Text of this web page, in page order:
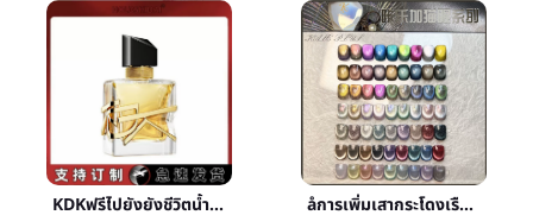
KDKฟรีไปยังยังชีวิตน้ำหอมทนแสงธูปสดโดยธรรมชาติของผู้หญิงร่างกายธูปห้องพักธูป72ชั่วโมง åการเพิ่มเสากระโดงเรือแมวยาทาเล็บกาวเล็บแสงจันทร์น้ำแข็งซากวนแมวสีแดงหนังสือส่องไฟกาวเล็บร้านค้าทุ่มเท